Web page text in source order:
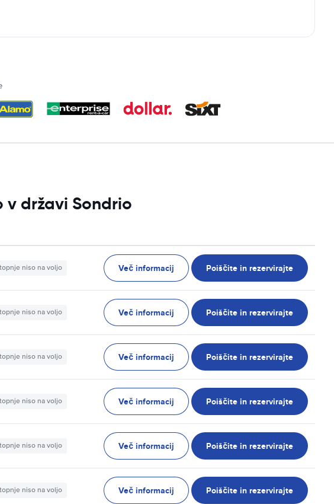
državi Sondrio
niso na voljo Več informacij Poiščite in rezervirajte
niso na voljo Več informacij Poiščite in rezervirajte
niso na voljo Več informacij Poiščite in rezervirajte
niso na voljo Več informacij Poiščite in rezervirajte
niso na voljo Več informacij Poiščite in rezervirajte
niso na voljo Več informacij Poiščite in rezervirajte